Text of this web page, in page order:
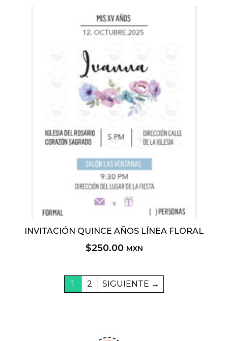
INVITACIÓN QUINCE AÑOS LÍNEA FLORAL
$250.00 MXN
1 2 →